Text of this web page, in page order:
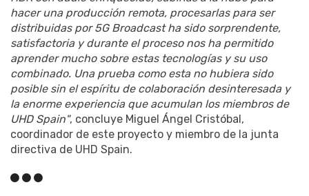
hacer una producción remota, procesarlas para ser
distribuidas por 5G Broadcast ha sido sorprendente,
satisfactoria y durante el proceso nos ha permitido
aprender mucho sobre estas tecnologías y su uso
combinado. Una prueba como esta no hubiera sido
posible sin el espíritu de colaboración desinteresada y
la enorme experiencia que acumulan los miembros de
UHD Spain", concluye Miguel Ángel Cristóbal,
coordinador de este proyecto y miembro de la junta
directiva de UHD Spain.